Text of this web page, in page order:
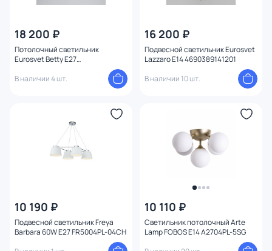
18 200 ₽
Потолочный светильник
Eurosvet Betty E27
В наличии 4 шт.
16 200 ₽
Подвесной светильник Eurosvet
Lazzaro E14 4690389141201
В наличии 10 шт.
10 190 ₽
Подвесной светильник Freya
Barbara 60W E27 FR5004PL-04CH
10 110 ₽
Светильник потолочный Arte
Lamp FOBOS E14 A2704PL-5SG